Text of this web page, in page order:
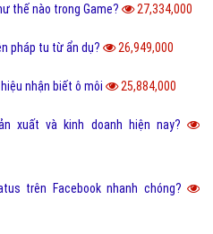
thế nào trong Game? 27,334,000
pháp tu từ ẩn dụ? 26,949,000
nhận biết ô môi 25,884,000
xuất và kinh doanh hiện nay?
trên Facebook nhanh chóng?